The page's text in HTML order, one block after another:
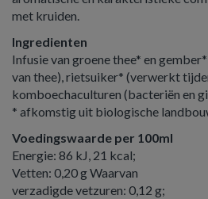
met kruiden.
Ingredienten
Infusie van groene thee* en
van thee), rietsuiker* (verwerkt
komboechaculturen (bacteriën en
* afkomstig uit biologische
Voedingswaarde per 100ml
Energie: 86 kJ, 21 kcal;
Vetten: 0,20 g Waarvan
verzadigde vetzuren: 0,12 g;